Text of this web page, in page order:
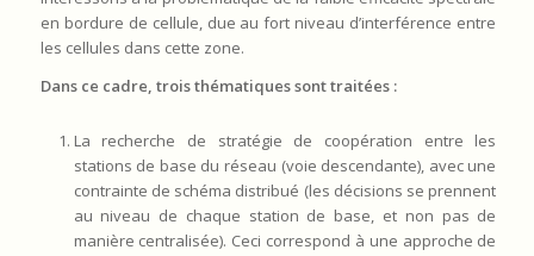
en bordure de cellule, due au fort niveau d’interférence entre
les cellules dans cette zone.
Dans ce cadre, trois thématiques sont traitées :
La recherche de stratégie de coopération entre les
stations de base du réseau (voie descendante), avec une
contrainte de schéma distribué (les décisions se prennent
au niveau de chaque station de base, et non pas de
manière centralisée). Ceci correspond à une approche de